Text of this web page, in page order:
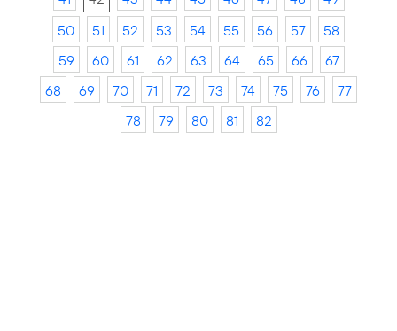
50
51 52 53 54 55 56 57
58
59
60 61 62 63 64 65 66
67
68
69 70 71 72 73 74 75 76
77
78
79 80 81 82